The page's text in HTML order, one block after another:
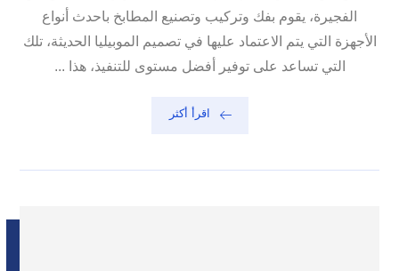
الفجيرة، يقوم بفك وتركيب وتصنيع المطابخ باحدث أنواع
الأجهزة التي يتم الاعتماد عليها في تصميم الموبيليا الحديثة، تلك
التي تساعد على توفير أفضل مستوى للتنفيذ، هذا ...
اقرأ أكثر